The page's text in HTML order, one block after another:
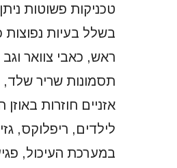
טכניקות פשוטות
בשלל בעיות נפוצות
ראש, כאבי צוואר
תסמונות שריר שלד,
אזניים חוזרות באוזן
לילדים, ריפלוקס,
במערכת העיכול,